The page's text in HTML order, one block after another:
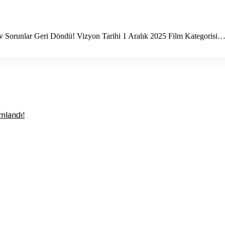
Sorunlar Geri Döndü! Vizyon Tarihi 1 Aralık 2025 Film Kategorisi…